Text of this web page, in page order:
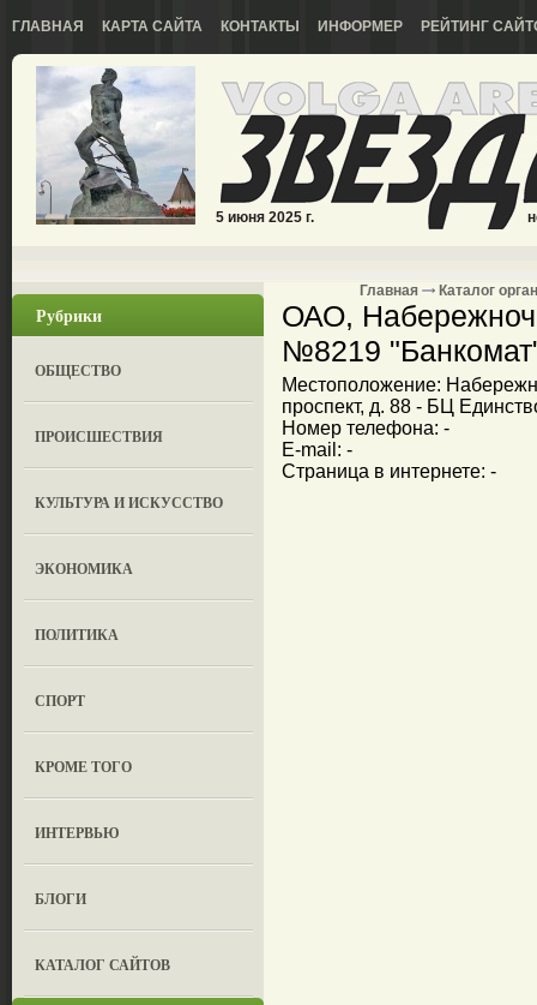
ГЛАВНАЯ КАРТА САЙТА КОНТАКТЫ ИНФОРМЕР РЕЙТИНГ
5 июня 2025 г.
Рубрики
ОБЩЕСТВО
ПРОИСШЕСТВИЯ
КУЛЬТУРА И ИСКУССТВО
ЭКОНОМИКА
ПОЛИТИКА
СПОРТ
КРОМЕ ТОГО
ИНТЕРВЬЮ
БЛОГИ
КАТАЛОГ САЙТОВ
Главная Каталог
ОАО,
№8219
Местоположение:
проспект, д. 88 - БЦ
Номер телефона: -
E-mail: -
Страница в интернете: -